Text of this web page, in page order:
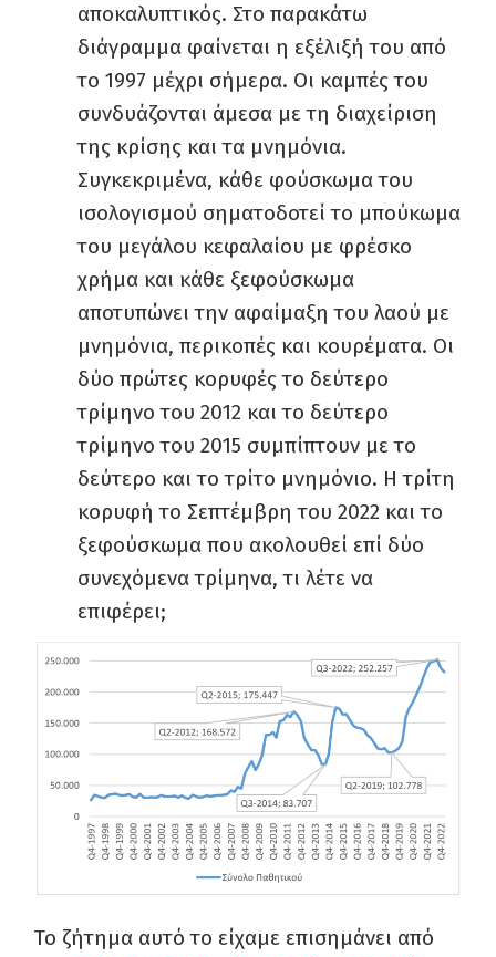
αποκαλυπτικός. Στο παρακάτω
διάγραμμα φαίνεται η εξέλιξή του από
το 1997 μέχρι σήμερα. Οι καμπές του
συνδυάζονται άμεσα με τη διαχείριση
της κρίσης και τα μνημόνια.
Συγκεκριμένα, κάθε φούσκωμα του
ισολογισμού σηματοδοτεί το μπούκωμα
του μεγάλου κεφαλαίου με φρέσκο
χρήμα και κάθε ξεφούσκωμα
αποτυπώνει την αφαίμαξη του λαού με
μνημόνια, περικοπές και κουρέματα. Οι
δύο πρώτες κορυφές το δεύτερο
τρίμηνο του 2012 και το δεύτερο
τρίμηνο του 2015 συμπίπτουν με το
δεύτερο και το τρίτο μνημόνιο. Η τρίτη
κορυφή το Σεπτέμβρη του 2022 και το
ξεφούσκωμα που ακολουθεί επί δύο
συνεχόμενα τρίμηνα, τι λέτε να
επιφέρει;
Το ζήτημα αυτό το είχαμε επισημάνει από